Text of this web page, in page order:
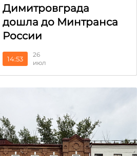
Димитровграда
дошла до Минтранса
России
14:53
26
июл